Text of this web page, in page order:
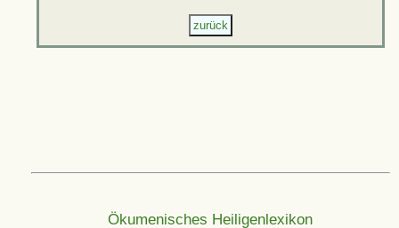
Ökumenisches Heiligenlexikon